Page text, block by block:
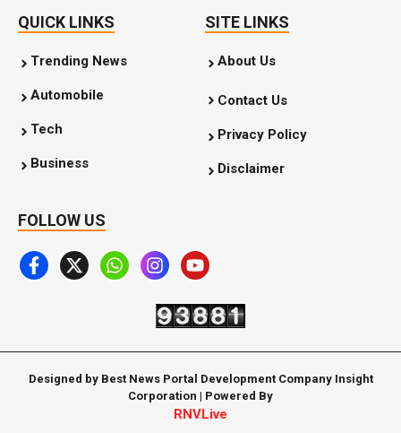
QUICK LINKS
Trending News
Automobile
Tech
Business
SITE LINKS
About Us
Contact Us
Privacy Policy
Disclaimer
FOLLOW US
Designed by Best News Portal Development Company Insight
Corporation | Powered By
RNVLive